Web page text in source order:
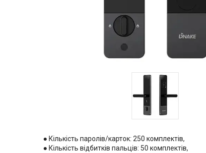
● Кількість паролів/карток: 250 комплектів,
● Кількість відбитків пальців: 50 комплектів,